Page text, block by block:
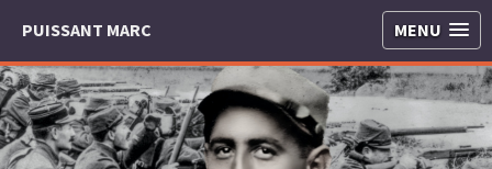
MENU
PUISSANT MARC